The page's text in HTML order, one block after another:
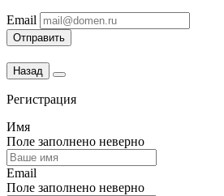
Email
Отправить
Назад
Регистрация
Имя
Поле заполнено неверно
Email
Поле заполнено неверно